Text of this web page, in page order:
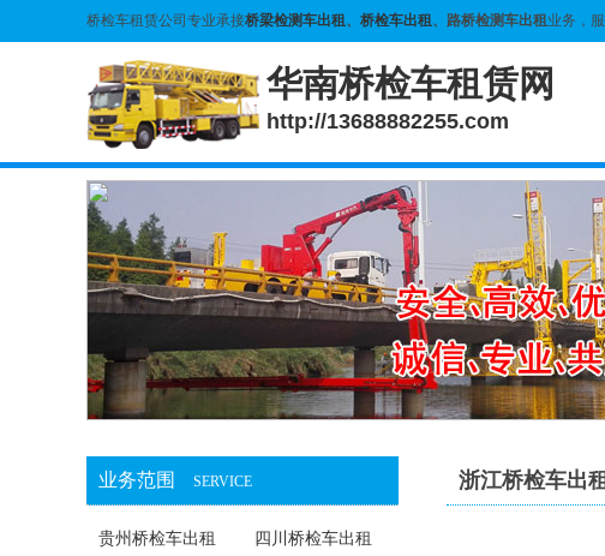
桥检车租赁公司专业承接桥梁检测车出租、 桥检车出租、路桥检测车出租业务，
华南桥检车租赁网
http://13688882255.com
业务范围 SERVICE
贵州桥检车出租 四川桥检车出租
浙江桥检车出